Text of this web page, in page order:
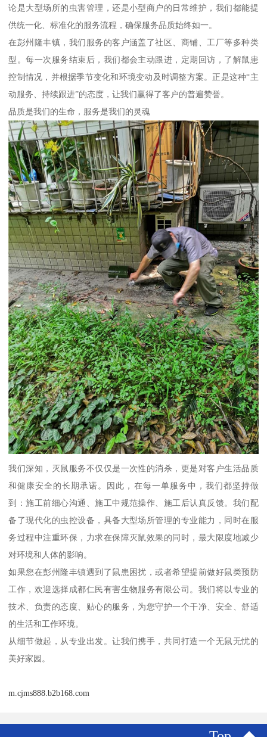
论是大型场所的虫害管理，还是小型商户的日常维护，我们都能提
供统一化、标准化的服务流程，确保服务品质始终如一。
在彭州隆丰镇，我们服务的客户涵盖了社区、商铺、工厂等多种类
型。每一次服务结束后，我们都会主动跟进，定期回访，了解鼠患
控制情况，并根据季节变化和环境变动及时调整方案。正是这种“主
动服务、持续跟进”的态度，让我们赢得了客户的普遍赞誉。
品质是我们的生命，服务是我们的灵魂
我们深知，灭鼠服务不仅仅是一次性的消杀，更是对客户生活品质
和健康安全的长期承诺。因此，在每一单服务中，我们都坚持做
到：施工前细心沟通、施工中规范操作、施工后认真反馈。我们配
备了现代化的虫控设备，具备大型场所管理的专业能力，同时在服
务过程中注重环保，力求在保障灭鼠效果的同时，最大限度地减少
对环境和人体的影响。
如果您在彭州隆丰镇遇到了鼠患困扰，或者希望提前做好鼠类预防
工作，欢迎选择成都仁民有害生物服务有限公司。我们将以专业的
技术、负责的态度、贴心的服务，为您守护一个干净、安全、舒适
的生活和工作环境。
从细节做起，从专业出发。让我们携手，共同打造一个无鼠无忧的
美好家园。
m.cjms888.b2b168.com